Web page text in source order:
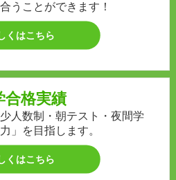
うことができます！
くはこちら
合格実績
人数制・朝テスト・夜間学
」を目指します。
くはこちら